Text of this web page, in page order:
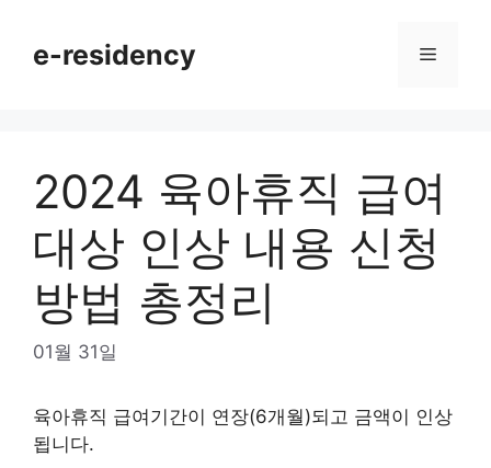
contente-residency Menu
2024 육아휴직 급여
대상 인상 내용 신청
방법 총정리
01월 31일
육아휴직 급여기간이 연장(6개월)되고 금액이 인상
됩니다.